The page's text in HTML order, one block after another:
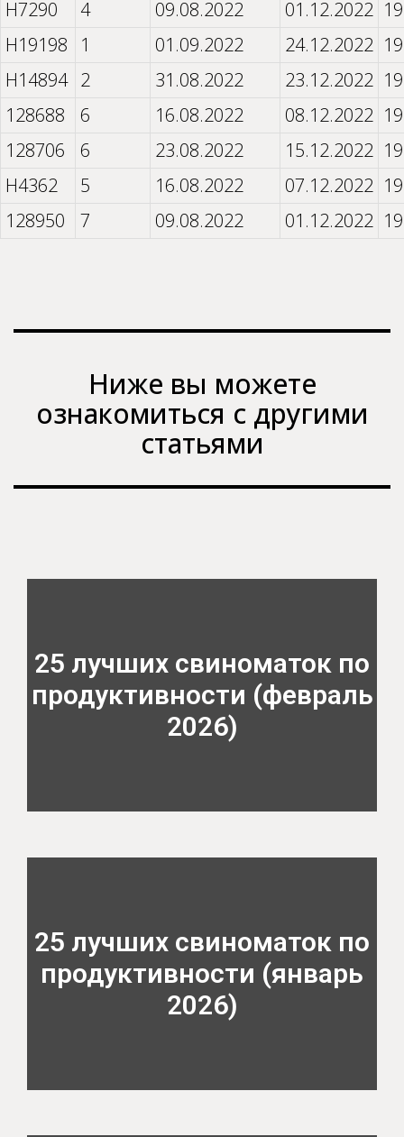
H7290
4 09.08.2022 01.12.2022 19
H19198
1 01.09.2022 24.12.2022 19
H14894 2 31.08.2022 23.12.2022 19
128688
6 16.08.2022 08.12.2022 19
128706
6 23.08.2022 15.12.2022 19
H4362
5 16.08.2022 07.12.2022 19
128950
7 09.08.2022 01.12.2022 19
Ниже вы можете
ознакомиться с другими
статьями
25 лучших свиноматок по
продуктивности (февраль
2026)
25 лучших свиноматок по
продуктивности (январь
2026)